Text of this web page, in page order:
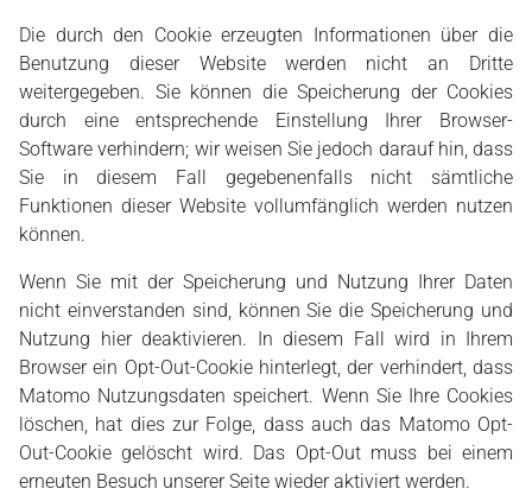
Die durch den Cookie erzeugten Informationen über die
Benutzung dieser Website werden nicht an Dritte
weitergegeben. Sie können die Speicherung der Cookies
durch eine entsprechende Einstellung Ihrer Browser-
Software verhindern; wir weisen Sie jedoch darauf hin, dass
Sie in diesem Fall gegebenenfalls nicht sämtliche
Funktionen dieser Website vollumfänglich werden nutzen
können.
Wenn Sie mit der Speicherung und Nutzung Ihrer Daten
nicht einverstanden sind, können Sie die Speicherung und
Nutzung hier deaktivieren. In diesem Fall wird in Ihrem
Browser ein Opt-Out-Cookie hinterlegt, der verhindert, dass
Matomo Nutzungsdaten speichert. Wenn Sie Ihre Cookies
löschen, hat dies zur Folge, dass auch das Matomo Opt-
Out-Cookie gelöscht wird. Das Opt-Out muss bei einem
erneuten Besuch unserer Seite wieder aktiviert werden.